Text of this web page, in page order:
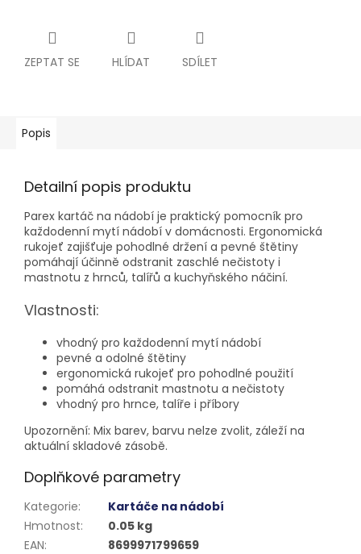
ZEPTAT SE HLÍDAT SDÍLET
Popis
Detailní popis produktu
Parex kartáč na nádobí je praktický pomocník pro
každodenní mytí nádobí v domácnosti. Ergonomická
rukojeť zajišťuje pohodlné držení a pevné štětiny
pomáhají účinně odstranit zaschlé nečistoty i
mastnotu z hrnců, talířů a kuchyňského náčiní.
Vlastnosti:
vhodný pro každodenní mytí nádobí
pevné a odolné štětiny
ergonomická rukojeť pro pohodlné použití
pomáhá odstranit mastnotu a nečistoty
vhodný pro hrnce, talíře i příbory
Upozornění: Mix barev, barvu nelze zvolit, záleží na
aktuální skladové zásobě.
Doplňkové parametry
Kategorie:
Kartáče na nádobí
Hmotnost:
0.05 kg
EAN:
8699971799659